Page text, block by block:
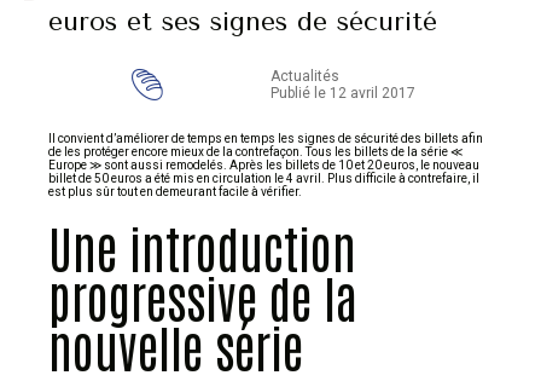
euros et ses signes de sécurité
Actualités
Publié le 12 avril 2017
Il convient d’améliorer de temps en temps les signes de sécurité des billets afin
de les protéger encore mieux de la contrefaçon. Tous les billets de la série ≪
Europe ≫ sont aussi remodelés. Après les billets de 10 et 20 euros, le nouveau
billet de 50 euros a été mis en circulation le 4 avril. Plus difficile à contrefaire, il
est plus sûr tout en demeurant facile à vérifier.
Une introduction
progressive de la
nouvelle série